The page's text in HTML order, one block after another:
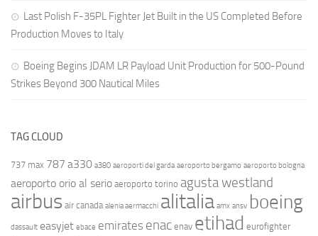
Last Polish F-35PL Fighter Jet Built in the US Completed Before
Production Moves to Italy
Boeing Begins JDAM LR Payload Unit Production for 500-Pound
Strikes Beyond 300 Nautical Miles
TAG CLOUD
737 max 787 a330 a380 aeroporti del garda aeroporto bergamo aeroporto bologna
aeroporto orio al serio aeroporto torino agusta westland
airbus air canada alenia aermacchi alitalia amx ansv boeing
dassault easyjet ebace emirates enac enav etihad eurofighter